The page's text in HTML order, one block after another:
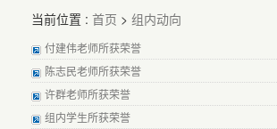
当前位置 : 首页 > 组内动向
付建伟老师所获荣誉
陈志民老师所获荣誉
许群老师所获荣誉
组内学生所获荣誉